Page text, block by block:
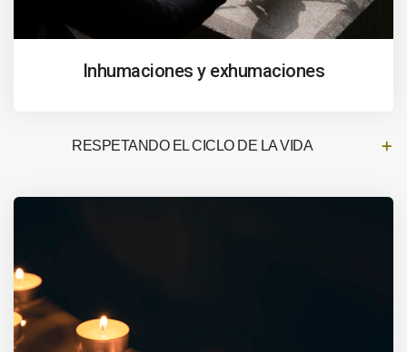
Inhumaciones y exhumaciones
RESPETANDO EL CICLO DE LA VIDA